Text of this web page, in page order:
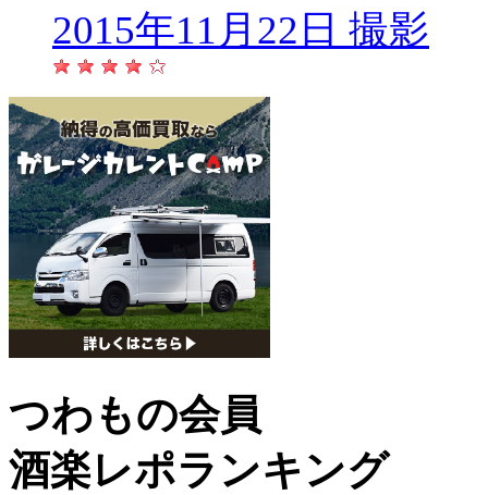
2015年11月22日 撮影
つわもの会員
酒楽レポランキング